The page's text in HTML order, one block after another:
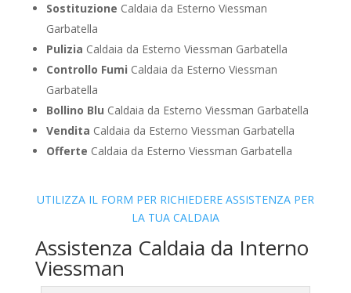
Sostituzione Caldaia da Esterno Viessman
Garbatella
Pulizia Caldaia da Esterno Viessman Garbatella
Controllo Fumi Caldaia da Esterno Viessman
Garbatella
Bollino Blu Caldaia da Esterno Viessman Garbatella
Vendita Caldaia da Esterno Viessman Garbatella
Offerte Caldaia da Esterno Viessman Garbatella
UTILIZZA IL FORM PER RICHIEDERE ASSISTENZA PER
LA TUA CALDAIA
Assistenza Caldaia da Interno
Viessman